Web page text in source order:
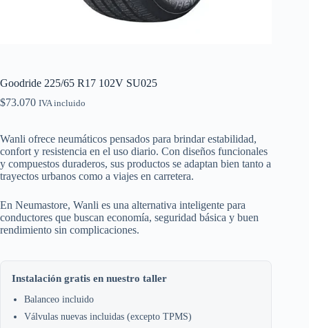
Goodride 225/65 R17 102V SU025
$73.070 IVA incluido
Wanli ofrece neumáticos pensados para brindar estabilidad,
confort y resistencia en el uso diario. Con diseños funcionales
y compuestos duraderos, sus productos se adaptan bien tanto a
trayectos urbanos como a viajes en carretera.
En Neumastore, Wanli es una alternativa inteligente para
conductores que buscan economía, seguridad básica y buen
rendimiento sin complicaciones.
Instalación gratis en nuestro taller
Balanceo incluido
Válvulas nuevas incluidas (excepto TPMS)